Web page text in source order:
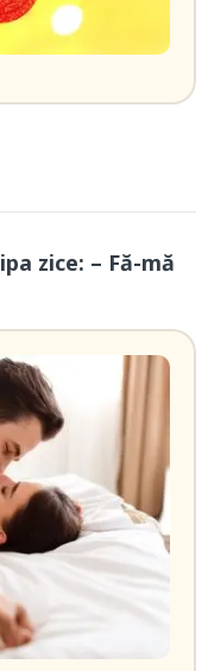
zice: – Fă-mă